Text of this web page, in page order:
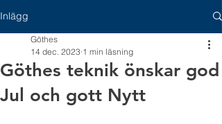
Inlägg
Göthes teknik önskar god
Jul och gott Nytt
Göthes
14 dec. 2023 1 min läsning